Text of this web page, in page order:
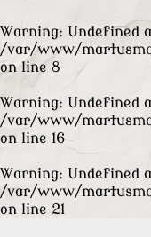
Warning: Undefined
/var/www/
on line 8
Warning: Undefined
/var/www/
on line 16
Warning: Undefined
/var/www/
on line 21